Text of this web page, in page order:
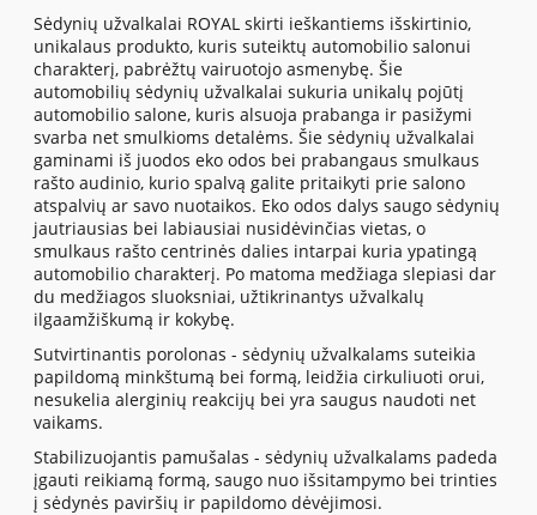
Sėdynių užvalkalai ROYAL skirti ieškantiems išskirtinio,
unikalaus produkto, kuris suteiktų automobilio salonui
charakterį, pabrėžtų vairuotojo asmenybę. Šie
automobilių sėdynių užvalkalai sukuria unikalų pojūtį
automobilio salone, kuris alsuoja prabanga ir pasižymi
svarba net smulkioms detalėms. Šie sėdynių užvalkalai
gaminami iš juodos eko odos bei prabangaus smulkaus
rašto audinio, kurio spalvą galite pritaikyti prie salono
atspalvių ar savo nuotaikos. Eko odos dalys saugo sėdynių
jautriausias bei labiausiai nusidėvinčias vietas, o
smulkaus rašto centrinės dalies intarpai kuria ypatingą
automobilio charakterį. Po matoma medžiaga slepiasi dar
du medžiagos sluoksniai, užtikrinantys užvalkalų
ilgaamžiškumą ir kokybę.
Sutvirtinantis porolonas - sėdynių užvalkalams suteikia
papildomą minkštumą bei formą, leidžia cirkuliuoti orui,
nesukelia alerginių reakcijų bei yra saugus naudoti net
vaikams.
Stabilizuojantis pamušalas - sėdynių užvalkalams padeda
įgauti reikiamą formą, saugo nuo išsitampymo bei trinties
į sėdynės paviršių ir papildomo dėvėjimosi.